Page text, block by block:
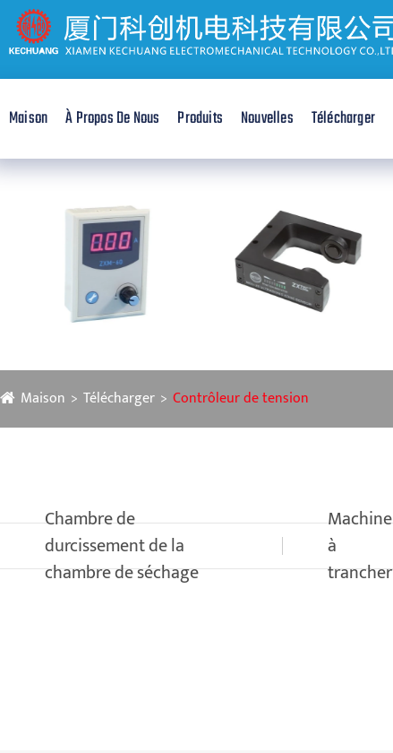
Maison À Propos De Nous Produits Nouvelles Télécharger
Maison Télécharger Contrôleur de tension
Chambre de
durcissement de la
chambre de séchage
Machine
à
trancher